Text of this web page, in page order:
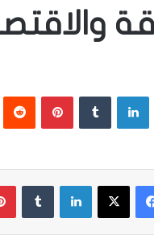
‫X لينكدإن بينتيريست
فيسبوك ‫X لينكدإن